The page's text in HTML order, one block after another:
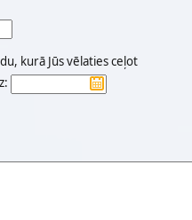
kurā Jūs vēlaties ceļot